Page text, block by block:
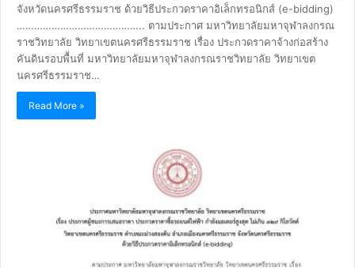
จังหวัดนครศรีธรรมราช ด้วยวิธีประกวดราคาอิเล็กทรอนิกส์ (e-bidding)
…………………………………….. ตามประกาศ มหาวิทยาลัยมหาจุฬาลงกรณ
ราชวิทยาลัย วิทยาเขตนครศรีธรรมราช เรื่อง ประกวดราคาจ้างก่อสร้าง
คันดินรอบพื้นที่ มหาวิทยาลัยมหาจุฬาลงกรณราชวิทยาลัย วิทยาเขต
นครศรีธรรมราช…
Read More »